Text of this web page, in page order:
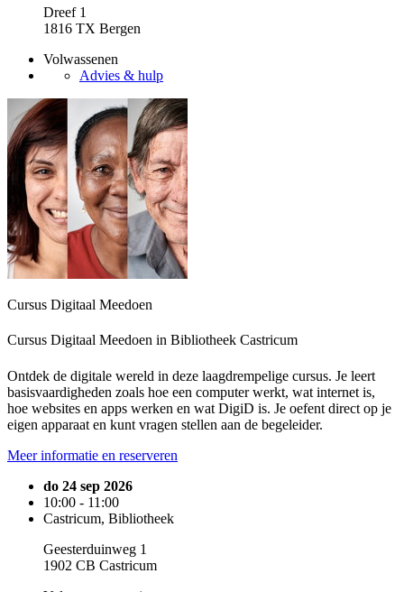
Dreef 1
1816 TX Bergen
Volwassenen
Advies & hulp
Cursus Digitaal Meedoen
Cursus Digitaal Meedoen in Bibliotheek Castricum
Ontdek de digitale wereld in deze laagdrempelige cursus. Je leert
basisvaardigheden zoals hoe een computer werkt, wat internet is,
hoe websites en apps werken en wat DigiD is. Je oefent direct op je
eigen apparaat en kunt vragen stellen aan de begeleider.
Meer informatie en reserveren
do 24 sep 2026
10:00 - 11:00
Castricum, Bibliotheek
Geesterduinweg 1
1902 CB Castricum